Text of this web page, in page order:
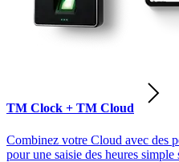
TM Clock + TM Cloud
Combinez votre Cloud avec des
pour une saisie des heures simple